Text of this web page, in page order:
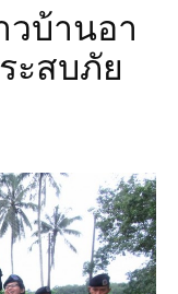
วบ้านอา
ะสบภัย